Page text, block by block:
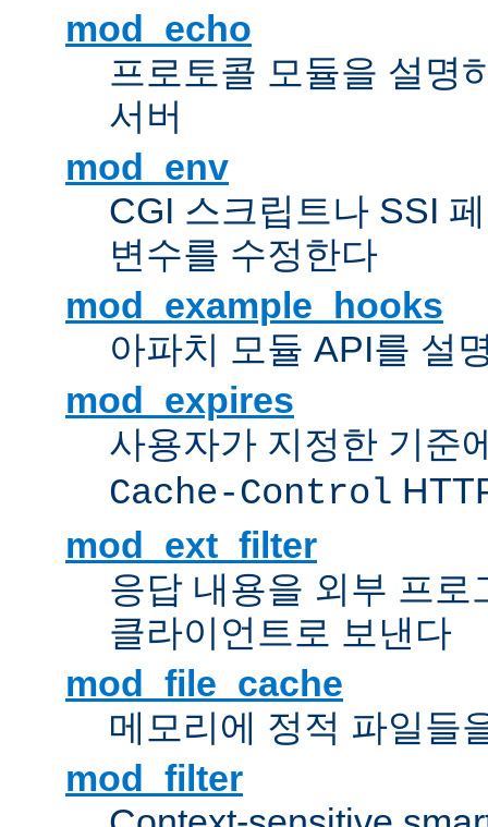
mod_echo
프로토콜 모듈을 설명
서버
mod_env
CGI 스크립트나 SSI
변수를 수정한다
mod_example_hooks
아파치 모듈 API를 설
mod_expires
사용자가 지정한 기준
Cache-Control
mod_ext_filter
응답 내용을 외부 프로
클라이언트로 보낸다
mod_file_cache
메모리에 정적 파일들
mod_filter